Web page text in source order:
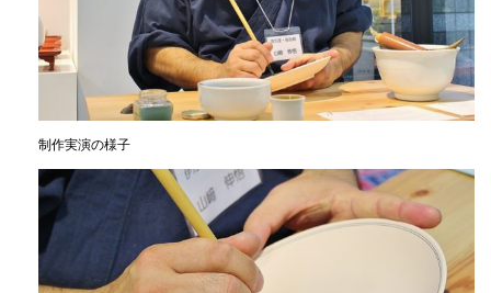
制作実演の様子